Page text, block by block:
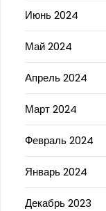
Июнь 2024
Май 2024
Апрель 2024
Март 2024
Февраль 2024
Январь 2024
Декабрь 2023